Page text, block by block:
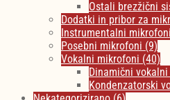
Ostali brezžični
Dodatki in pribor za
Instrumentalni mikrofoni
Posebni mikrofoni (9)
Vokalni mikrofoni (40)
Dinamični
Kondenzatorski